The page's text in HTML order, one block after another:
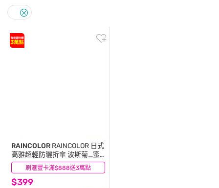
刷滙豐卡滿$888送3萬點
RAINCOLOR RAINCOLOR 日式
高雅超輕防曬折傘 波斯菊_蜜
桃粉
$399
(0)